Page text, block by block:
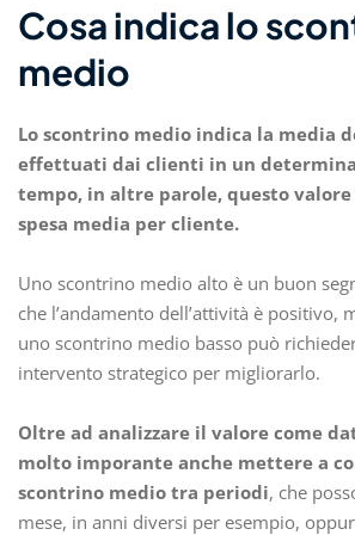
Cosa indica lo
medio
Lo scontrino medio indica la media
effettuati dai clienti in un
tempo, in altre parole, questo
spesa media per cliente.
Uno scontrino medio alto è un buon
che l’andamento dell’attività è positivo,
uno scontrino medio basso può
intervento strategico per migliorarlo.
Oltre ad analizzare il valore come
molto imporante anche mettere a
scontrino medio tra periodi, che
mese, in anni diversi per esempio,